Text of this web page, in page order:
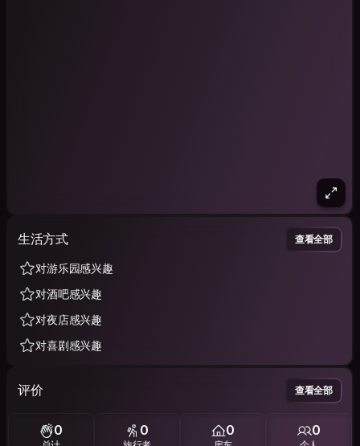
生活方式 查看全部
对游乐园感兴趣
对酒吧感兴趣
对夜店感兴趣
对喜剧感兴趣
评价 查看全部
0 0 0 0